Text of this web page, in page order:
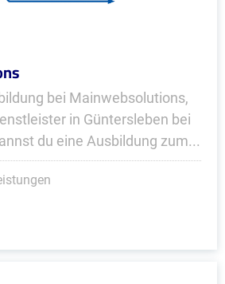
bei Mainwebsolutions,
in Güntersleben bei
du eine Ausbildung zum...